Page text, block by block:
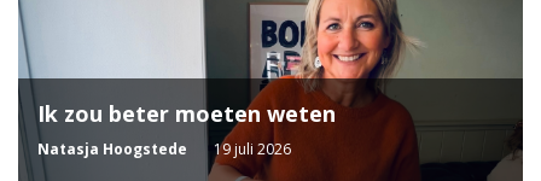
Ik zou beter moeten weten
Natasja Hoogstede 19 juli 2026